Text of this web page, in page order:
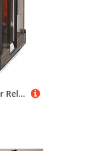
Finder – Bewegungsmelder Relais 62.22.9.024.4300